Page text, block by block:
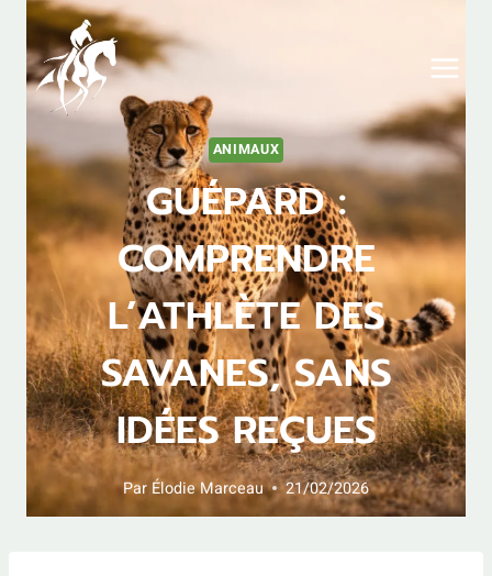
Aller
contenu
ANIMAUX
GUÉPARD :
COMPRENDRE
L’ATHLÈTE DES
SAVANES, SANS
IDÉES REÇUES
Par Élodie Marceau 21/02/2026